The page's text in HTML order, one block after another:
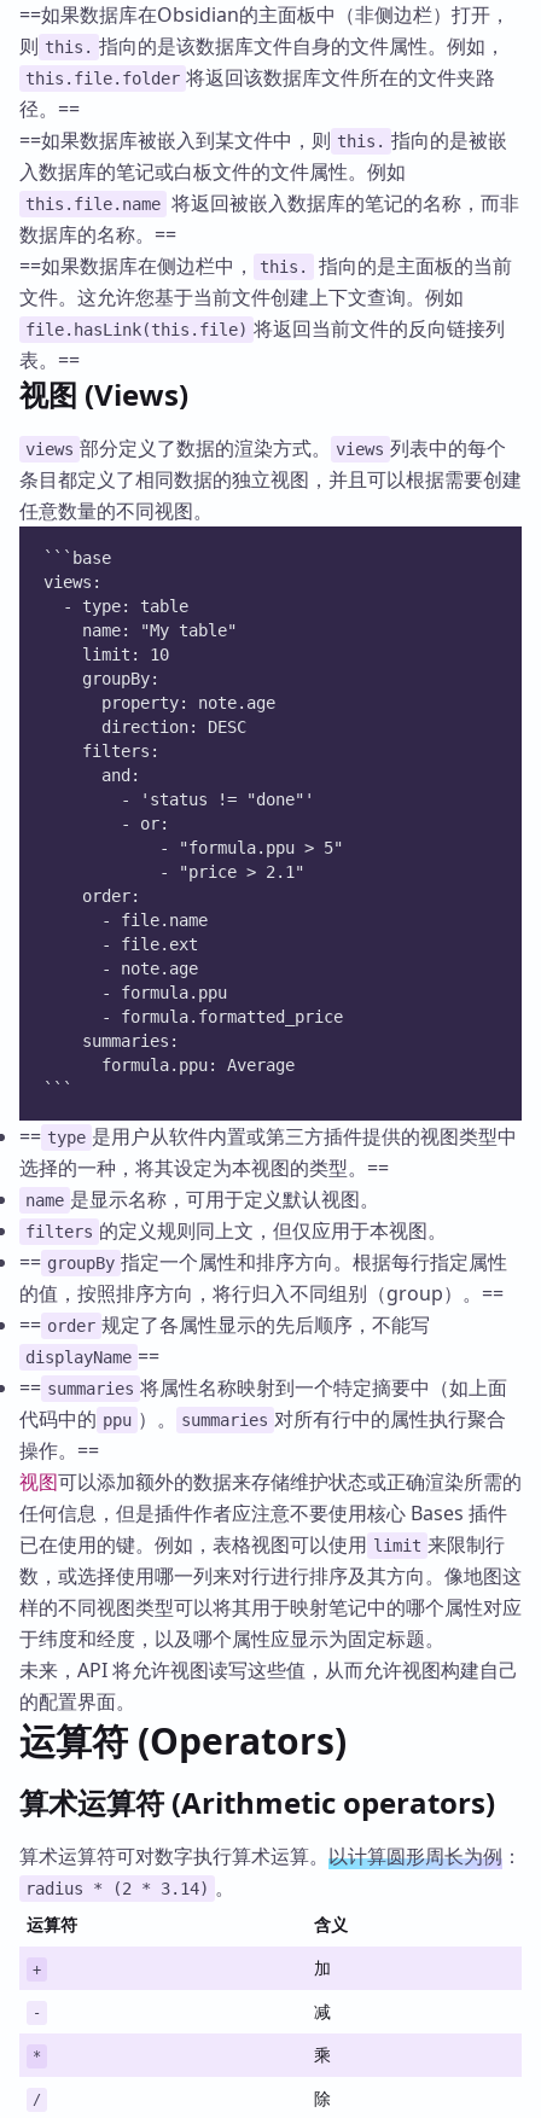
==如果数据库在Obsidian的主面板中（非侧边栏）打开，
则 this. 指向的是该数据库文件自身的文件属性。例如，
this.file.folder 将返回该数据库文件所在的文件夹路
径。==
==如果数据库被嵌入到某文件中，则 this. 指向的是被嵌
入数据库的笔记或白板文件的文件属性。例如
this.file.name 将返回被嵌入数据库的笔记的名称，而非
数据库的名称。==
==如果数据库在侧边栏中，
this.
指向的是主面板的当前
文件。这允许您基于当前文件创建上下文查询。例如
file.hasLink(this.file) 将返回当前文件的反向链接列
表。==
视图 (Views)
views 部分定义了数据的渲染方式。 views 列表中的每个
条目都定义了相同数据的独立视图，并且可以根据需要创建
任意数量的不同视图。
```base
views:
  - type: table
    name: "My table"
    limit: 10
    groupBy:
      property: note.age
      direction: DESC
    filters:
      and:
        - 'status != "done"'
        - or:
            - "formula.ppu > 5"
            - "price > 2.1"
    order:
      - file.name
      - file.ext
      - note.age
      - formula.ppu
      - formula.formatted_price
    summaries:
      formula.ppu: Average
```
== type 是用户从软件内置或第三方插件提供的视图类型中
选择的一种，将其设定为本视图的类型。==
name 是显示名称，可用于定义默认视图。
filters 的定义规则同上文，但仅应用于本视图。
== groupBy 指定一个属性和排序方向。根据每行指定属性
的值，按照排序方向，将行归入不同组别（group）。==
== order 规定了各属性显示的先后顺序，不能写
displayName ==
== summaries 将属性名称映射到一个特定摘要中（如上面
代码中的 ppu ）。 summaries 对所有行中的属性执行聚合
操作。==
视图可以添加额外的数据来存储维护状态或正确渲染所需的
任何信息，但是插件作者应注意不要使用核心 Bases 插件
已在使用的键。例如，表格视图可以使用 limit 来限制行
数，或选择使用哪一列来对行进行排序及其方向。像地图这
样的不同视图类型可以将其用于映射笔记中的哪个属性对应
于纬度和经度，以及哪个属性应显示为固定标题。
未来，API 将允许视图读写这些值，从而允许视图构建自己
的配置界面。
运算符 (Operators)
算术运算符 (Arithmetic operators)
算术运算符可对数字执行算术运算。 以计算圆形周长为例 ：
radius * (2 * 3.14) 。
运算符 含义
+ 加
- 减
* 乘
/ 除